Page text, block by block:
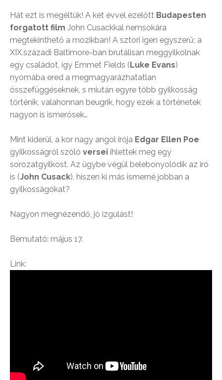
Hát ezt is megéltük! A két évvel ezelőtt Budapesten
forgatott film John Cusackkal nemsokára
megtekinthető a mozikban! A sztori igen egyszerű; a
XIX.századi Baltimore-ban brutálisan meggyilkolnak
egy családot, így Emmet Fields ( Luke Evans)
nyomába ered a megmagyarázhatatlan
összefüggéseknek, s miután egyre több gyilkosság
történik, valahonnan beugrik, hogy ezek a történetek
nagyon is ismerősek…
Mint kiderül, a kor nagy angol írója Edgar Ellen Poe
gyilkosságról szóló versei ihlettek meg egy
sorozatgyilkost. Az ügybe végül belebonyolódik az író
is (John Cusack), hiszen ki más ismerné jobban a
gyilkosságokat?
Nagyon megnézendő, jó izgulást!
Bemutató: május 17.
Link: